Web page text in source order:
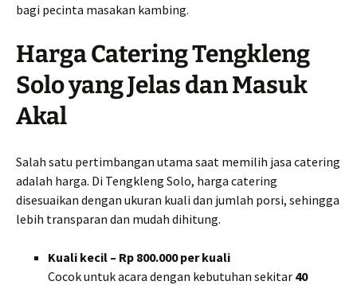
bagi pecinta masakan kambing.
Harga Catering Tengkleng
Solo yang Jelas dan Masuk
Akal
Salah satu pertimbangan utama saat memilih jasa catering
adalah harga. Di Tengkleng Solo, harga catering
disesuaikan dengan ukuran kuali dan jumlah porsi, sehingga
lebih transparan dan mudah dihitung.
Kuali kecil – Rp 800.000 per kuali
Cocok untuk acara dengan kebutuhan sekitar 40